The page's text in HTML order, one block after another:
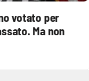
votato per
Ma non